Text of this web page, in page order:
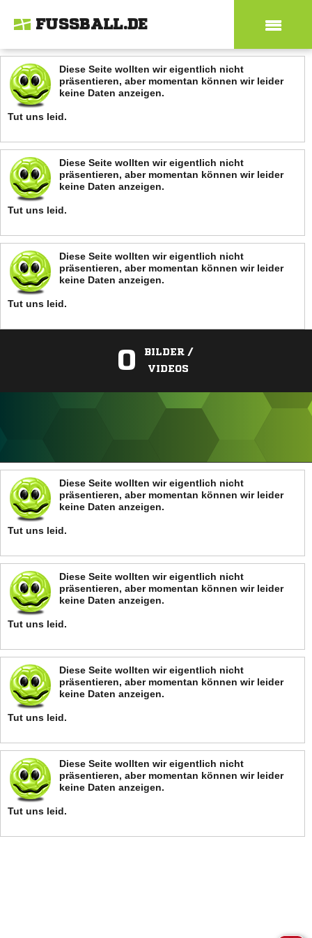
FUSSBALL.DE
Diese Seite wollten wir eigentlich nicht
präsentieren, aber momentan können wir leider
keine Daten anzeigen.
Tut uns leid.
Diese Seite wollten wir eigentlich nicht
präsentieren, aber momentan können wir leider
keine Daten anzeigen.
Tut uns leid.
Diese Seite wollten wir eigentlich nicht
präsentieren, aber momentan können wir leider
keine Daten anzeigen.
Tut uns leid.
0
BILDER /
VIDEOS
ANZEIGE
Diese Seite wollten wir eigentlich nicht
präsentieren, aber momentan können wir leider
keine Daten anzeigen.
Tut uns leid.
Diese Seite wollten wir eigentlich nicht
präsentieren, aber momentan können wir leider
keine Daten anzeigen.
Tut uns leid.
Diese Seite wollten wir eigentlich nicht
präsentieren, aber momentan können wir leider
keine Daten anzeigen.
Tut uns leid.
Diese Seite wollten wir eigentlich nicht
präsentieren, aber momentan können wir leider
keine Daten anzeigen.
Tut uns leid.